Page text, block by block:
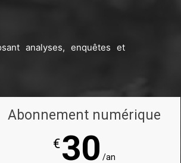
analyses, enquêtes et
Abonnement numérique
€30 /an